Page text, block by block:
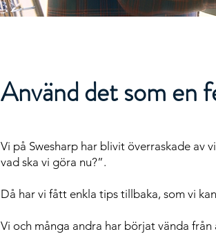
Använd det som en
Vi på Swesharp har blivit överraskade av
vad ska vi göra nu?”.
Då har vi fått enkla tips tillbaka, som vi
Vi och många andra har börjat vända